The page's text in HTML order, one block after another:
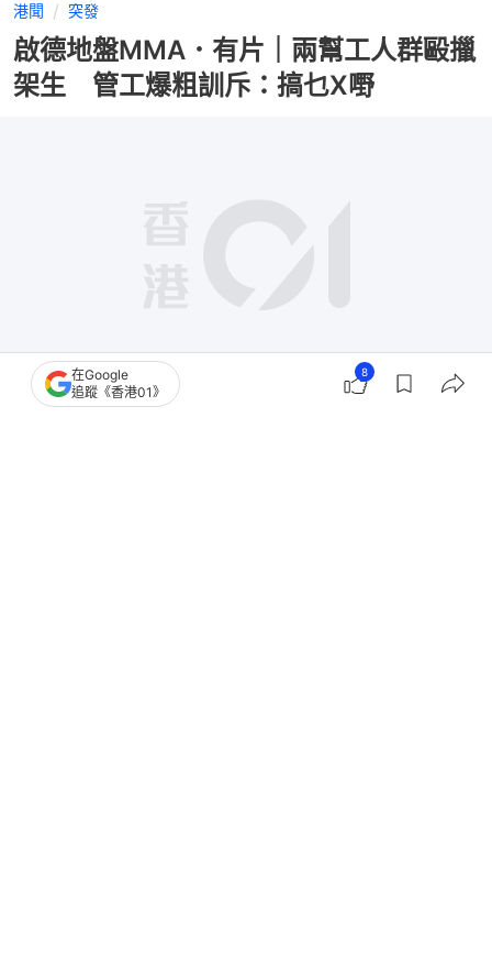
港聞 突發
啟德地盤MMA．有片｜兩幫工人群毆擸
架生 管工爆粗訓斥：搞乜X嘢
在Google
追蹤《香港01》
8